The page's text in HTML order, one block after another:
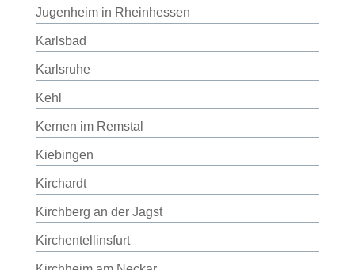
Jugenheim in Rheinhessen
Karlsbad
Karlsruhe
Kehl
Kernen im Remstal
Kiebingen
Kirchardt
Kirchberg an der Jagst
Kirchentellinsfurt